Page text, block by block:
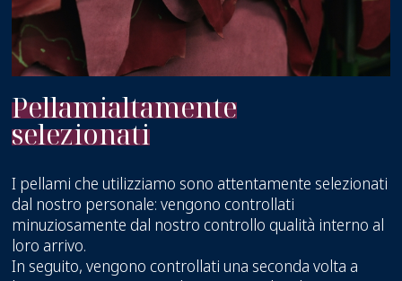
Pellamialtamente
selezionati
I pellami che utilizziamo sono attentamente selezionati
dal nostro personale: vengono controllati
minuziosamente dal nostro controllo qualità interno al
loro arrivo.
In seguito, vengono controllati una seconda volta a